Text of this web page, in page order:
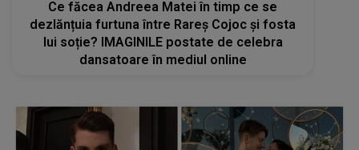
Ce făcea Andreea Matei în timp ce se
dezlănțuia furtuna între Rareș Cojoc și fosta
lui soție? IMAGINILE postate de celebra
dansatoare în mediul online